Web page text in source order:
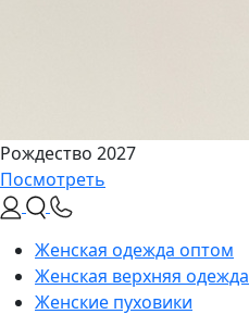
Рождество 2027
Посмотреть
Женская одежда оптом
Женская верхняя одежда
Женские пуховики